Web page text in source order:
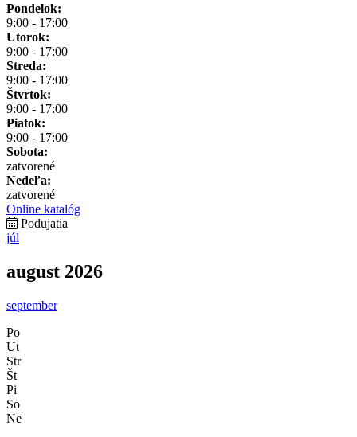
Pondelok:
9:00 - 17:00
Utorok:
9:00 - 17:00
Streda:
9:00 - 17:00
Štvrtok:
9:00 - 17:00
Piatok:
9:00 - 17:00
Sobota:
zatvorené
Nedeľa:
zatvorené
Online katalóg
Podujatia
júl
august 2026
september
Po
Ut
Str
Št
Pi
So
Ne